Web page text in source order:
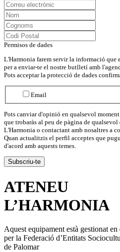
Permisos de dades
L'Harmonia farem servir la informació que
per a enviar-te el nostre butlletí amb
Pots acceptar la protecció de dades
Email
Pots canviar d'opinió en qualsevol
que trobaràs al peu de pàgina de
L'Harmonia o contactant amb nosaltres a
Quan actualitzis el perfil acceptes que
d'acord amb aquests temes.
ATENEU
L’HARMONIA
Aquest equipament està gestionat
per la Federació d’Entitats
de Palomar